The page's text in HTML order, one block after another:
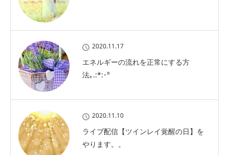
2020.11.17
エネルギーの流れを正常にする方
法｡.:*:･°
2020.11.10
ライブ配信【ツインレイ覚醒の日】を
やります。。